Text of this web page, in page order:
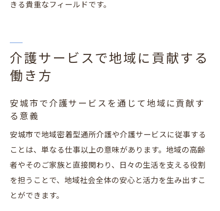
きる貴重なフィールドです。
介護サービスで地域に貢献する
働き方
安城市で介護サービスを通じて地域に貢献す
る意義
安城市で地域密着型通所介護や介護サービスに従事する
ことは、単なる仕事以上の意味があります。地域の高齢
者やそのご家族と直接関わり、日々の生活を支える役割
を担うことで、地域社会全体の安心と活力を生み出すこ
とができます。